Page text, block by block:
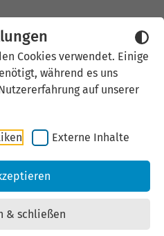
Cookies verwendet. Einige
während es uns
auf unserer
Externe Inhalte
& schließen
Inhalt laden
auf unserer
Inhalte, um Ihnen
Informationen
externe Inhalte
Youtube)
Daten (z.B. IP-
erklären Sie